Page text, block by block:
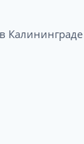
Калининграде​